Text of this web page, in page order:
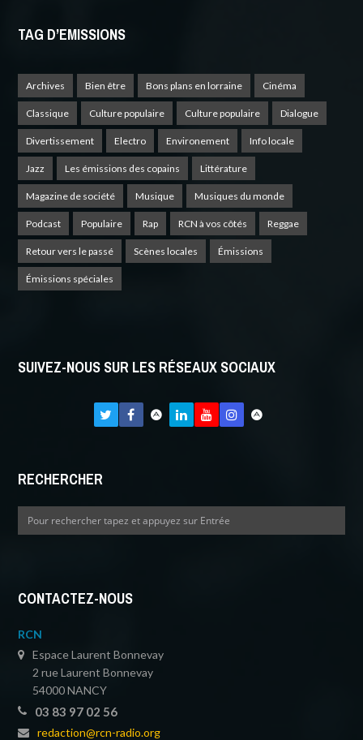
TAG D’EMISSIONS
Archives Bien être Bons plans en lorraine Cinéma
Classique Culture populaire Culture populaire Dialogue
Divertissement Electro Environement Info locale
Jazz Les émissions des copains Littérature
Magazine de société Musique Musiques du monde
Podcast Populaire Rap RCN à vos côtés Reggae
Retour vers le passé Scènes locales Émissions
Émissions spéciales
SUIVEZ-NOUS SUR LES RÉSEAUX SOCIAUX
RECHERCHER
CONTACTEZ-NOUS
RCN
Espace Laurent Bonnevay
2 rue Laurent Bonnevay
54000 NANCY
03 83 97 02 56
redaction@rcn-radio.org